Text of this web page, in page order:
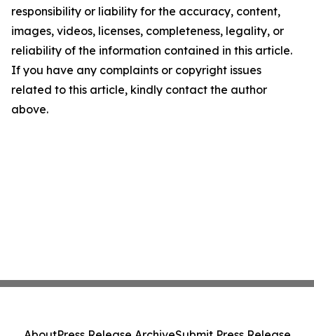
responsibility or liability for the accuracy, content,
images, videos, licenses, completeness, legality, or
reliability of the information contained in this article.
If you have any complaints or copyright issues
related to this article, kindly contact the author
above.